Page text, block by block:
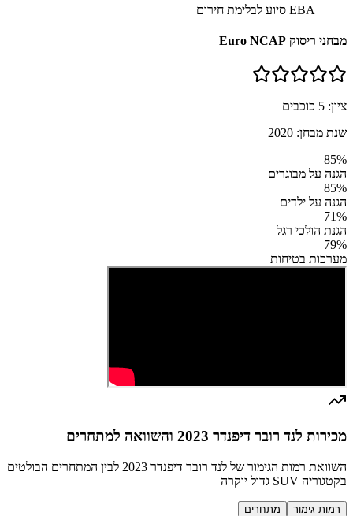
EBA סיוע לבלימת חירום
מבחני ריסוק Euro NCAP
ציון: 5 כוכבים
שנת מבחן: 2020
85%
הגנה על מבוגרים
85%
הגנה על ילדים
71%
הגנת הולכי רגל
79%
מערכות בטיחות
מכירות לנד רובר דיפנדר 2023 והשוואה למתחרים
השוואת רמות הגימור של לנד רובר דיפנדר 2023 לבין המתחרים הבולטים
בקטגוריה SUV גדול יוקרה
רמות גימור מתחרים